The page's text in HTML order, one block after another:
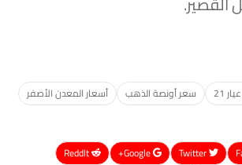
21 سعر أونصة الذهب
أسعار المعدن الأصفر
Google+
ReddIt